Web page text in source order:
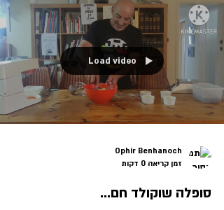
Load video
Ophir Benhanoch
זמן קריאה 0 דקות
סופלה שוקולד חם...